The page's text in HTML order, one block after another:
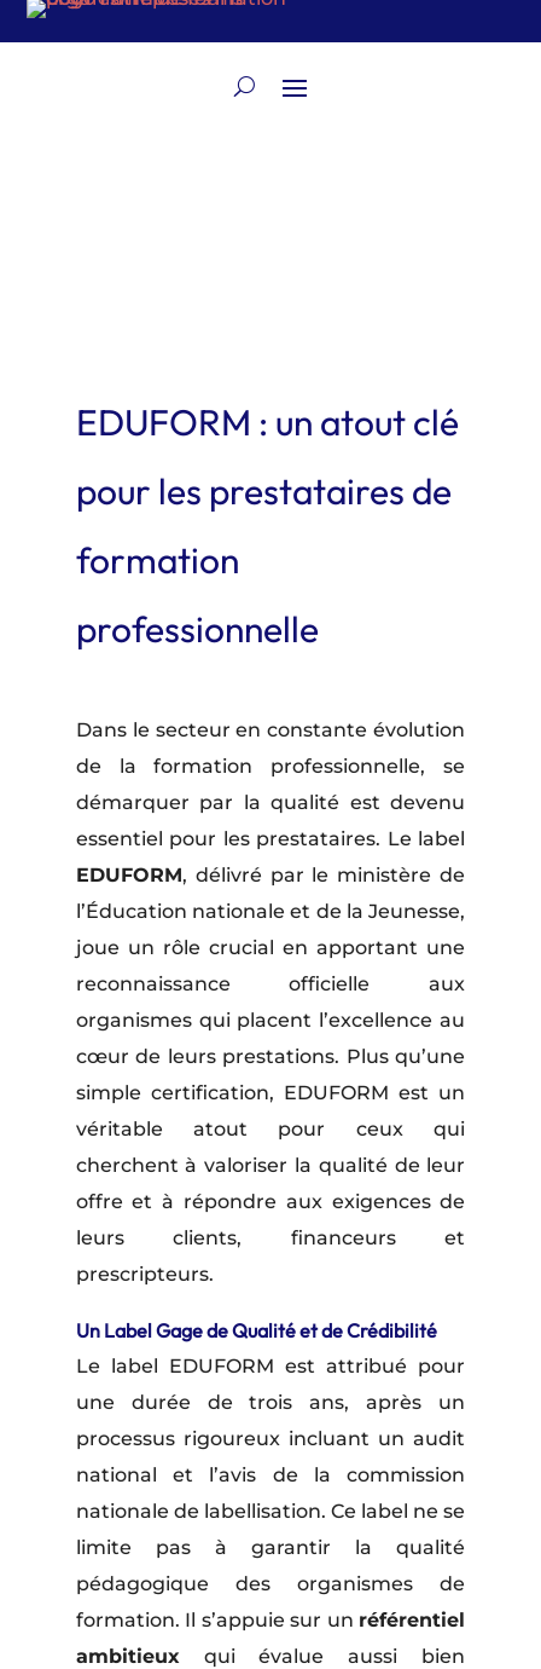
EDUFORM : un atout clé
pour les prestataires de
formation
professionnelle
Dans le secteur en constante évolution
de la formation professionnelle, se
démarquer par la qualité est devenu
essentiel pour les prestataires. Le label
EDUFORM, délivré par le ministère de
l’Éducation nationale et de la Jeunesse,
joue un rôle crucial en apportant une
reconnaissance officielle aux
organismes qui placent l’excellence au
cœur de leurs prestations. Plus qu’une
simple certification, EDUFORM est un
véritable atout pour ceux qui
cherchent à valoriser la qualité de leur
offre et à répondre aux exigences de
leurs clients, financeurs et
prescripteurs.
Un Label Gage de Qualité et de Crédibilité
Le label EDUFORM est attribué pour
une durée de trois ans, après un
processus rigoureux incluant un audit
national et l’avis de la commission
nationale de labellisation. Ce label ne se
limite pas à garantir la qualité
pédagogique des organismes de
formation. Il s’appuie sur un référentiel
ambitieuxqui évalue aussi bien